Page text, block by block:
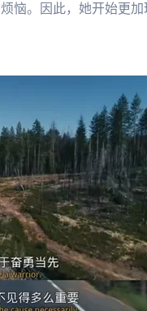
恼。因此，她开始更